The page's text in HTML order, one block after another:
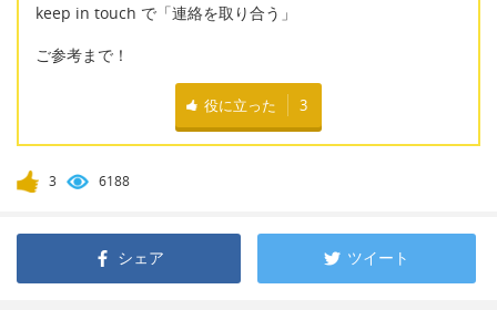
keep in touch で「連絡を取り合う」
ご参考まで！
役に立った 3
3 6188
シェア ツイート